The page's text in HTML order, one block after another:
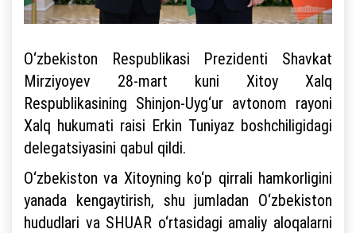
O‘zbekiston Respublikasi Prezidenti Shavkat
Mirziyoyev 28-mart kuni Xitoy Xalq
Respublikasining Shinjon-Uyg‘ur avtonom rayoni
Xalq hukumati raisi Erkin Tuniyaz boshchiligidagi
delegatsiyasini qabul qildi.
O‘zbekiston va Xitoyning ko‘p qirrali hamkorligini
yanada kengaytirish, shu jumladan O‘zbekiston
hududlari va SHUAR o‘rtasidagi amaliy aloqalarni